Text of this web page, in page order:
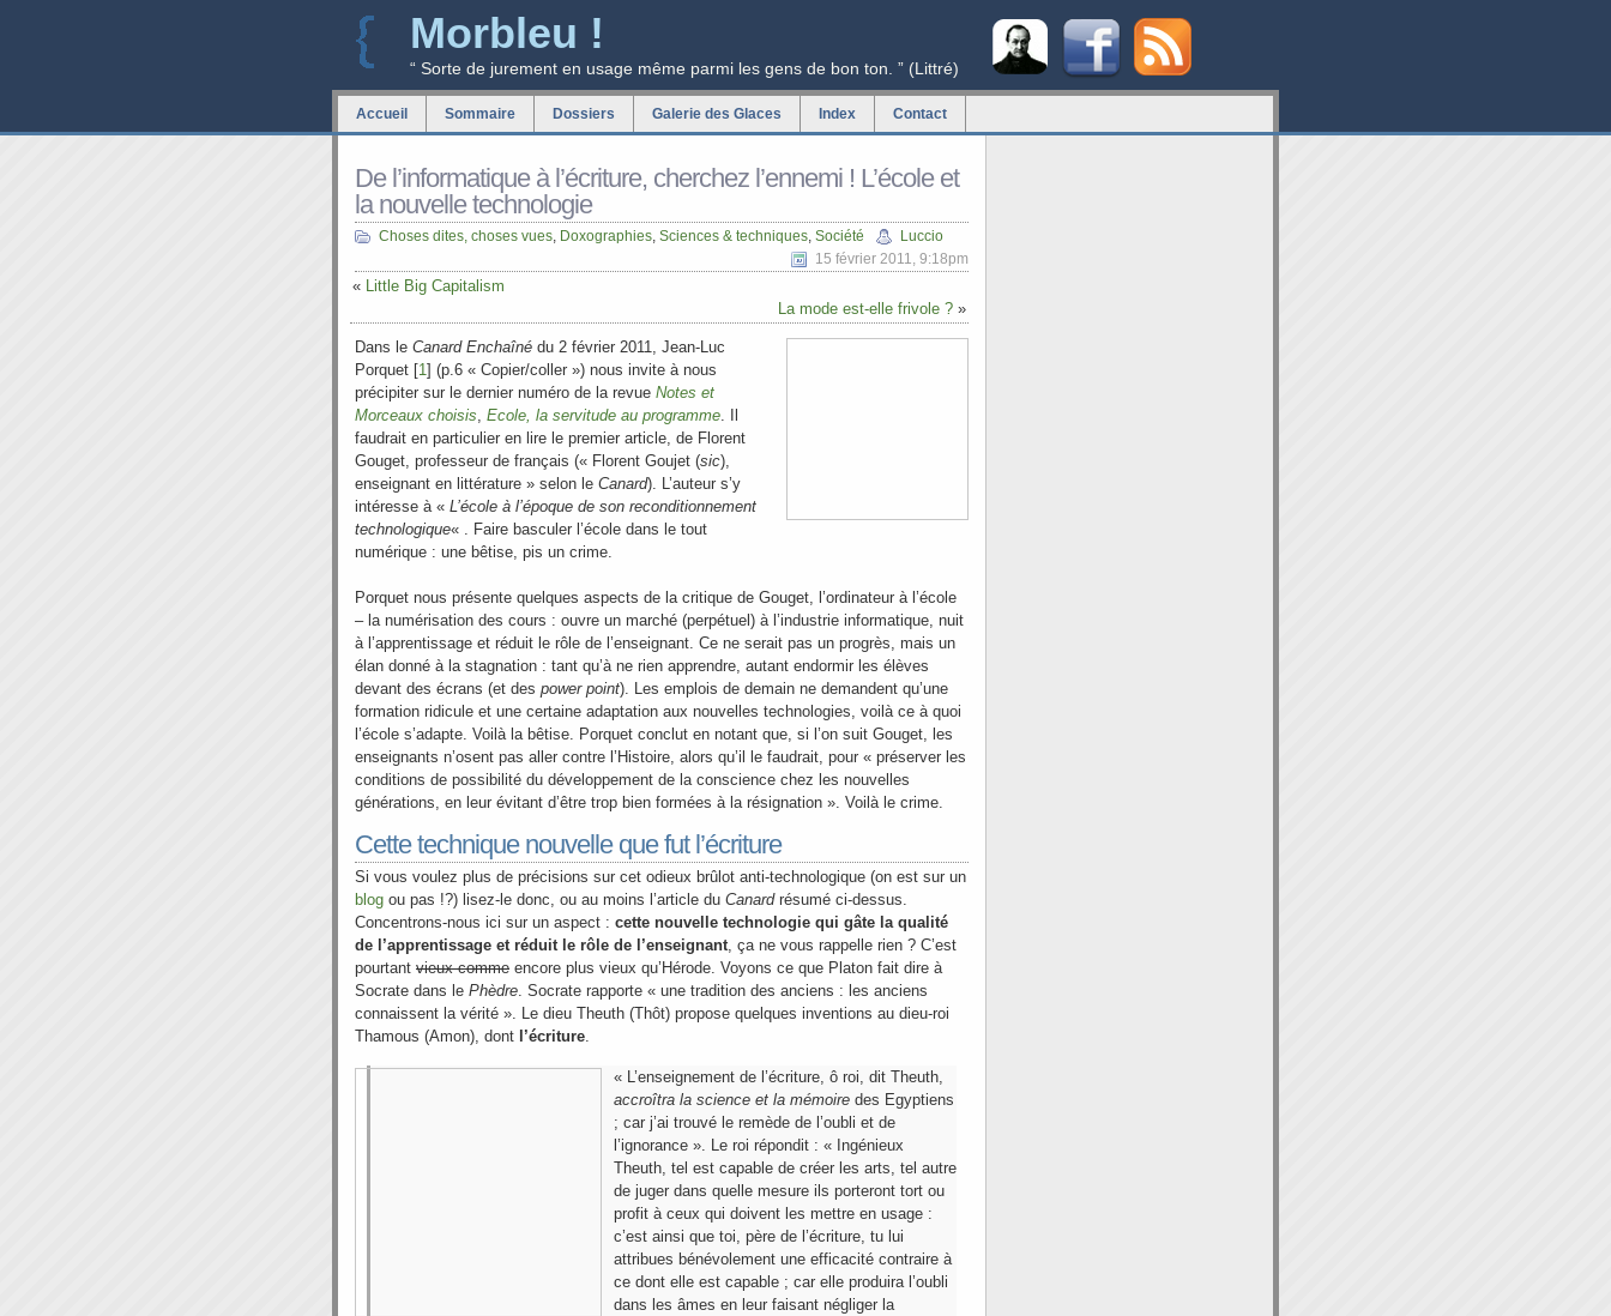
Morbleu !
“ Sorte de jurement en usage même parmi les gens de bon ton. ” (Littré)
Accueil Sommaire Dossiers Galerie des Glaces Index Contact
De l’informatique à l’écriture, cherchez l’ennemi ! L’école et
la nouvelle technologie
Choses dites, choses vues, Doxographies, Sciences & techniques, Société
Luccio
15 février 2011, 9:18pm
« Little Big Capitalism
La mode est-elle frivole ? »
Dans le Canard Enchaîné du 2 février 2011, Jean-Luc
Porquet [1] (p.6 « Copier/coller ») nous invite à nous
précipiter sur le dernier numéro de la revue Notes et
Morceaux choisis, Ecole, la servitude au programme. Il
faudrait en particulier en lire le premier article, de Florent
Gouget, professeur de français (« Florent Goujet (sic),
enseignant en littérature » selon le Canard). L’auteur s’y
intéresse à « L’école à l’époque de son reconditionnement
technologique« . Faire basculer l’école dans le tout
numérique : une bêtise, pis un crime.
Porquet nous présente quelques aspects de la critique de Gouget, l’ordinateur à l’école
– la numérisation des cours : ouvre un marché (perpétuel) à l’industrie informatique, nuit
à l’apprentissage et réduit le rôle de l’enseignant. Ce ne serait pas un progrès, mais un
élan donné à la stagnation : tant qu’à ne rien apprendre, autant endormir les élèves
devant des écrans (et des power point). Les emplois de demain ne demandent qu’une
formation ridicule et une certaine adaptation aux nouvelles technologies, voilà ce à quoi
l’école s’adapte. Voilà la bêtise. Porquet conclut en notant que, si l’on suit Gouget, les
enseignants n’osent pas aller contre l’Histoire, alors qu’il le faudrait, pour « préserver les
conditions de possibilité du développement de la conscience chez les nouvelles
générations, en leur évitant d’être trop bien formées à la résignation ». Voilà le crime.
Cette technique nouvelle que fut l’écriture
Si vous voulez plus de précisions sur cet odieux brûlot anti-technologique (on est sur un
blog ou pas !?) lisez-le donc, ou au moins l’article du Canardrésumé ci-dessus.
Concentrons-nous ici sur un aspect : cette nouvelle technologie qui gâte la qualité
de l’apprentissage et réduit le rôle de l’enseignant, ça ne vous rappelle rien ? C’est
pourtant vieux comme encore plus vieux qu’Hérode. Voyons ce que Platon fait dire à
Socrate dans le Phèdre. Socrate rapporte « une tradition des anciens : les anciens
connaissent la vérité ». Le dieu Theuth (Thôt) propose quelques inventions au dieu-roi
Thamous (Amon), dont l’écriture.
« L’enseignement de l’écriture, ô roi, dit Theuth,
accroîtra la science et la mémoire des Egyptiens
; car j’ai trouvé le remède de l’oubli et de
l’ignorance ». Le roi répondit : « Ingénieux
Theuth, tel est capable de créer les arts, tel autre
de juger dans quelle mesure ils porteront tort ou
profit à ceux qui doivent les mettre en usage :
c’est ainsi que toi, père de l’écriture, tu lui
attribues bénévolement une efficacité contraire à
ce dont elle est capable ; car elle produira l’oubli
dans les âmes en leur faisant négliger la